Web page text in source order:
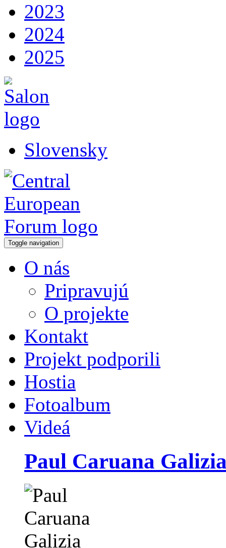
2023
2024
2025
Slovensky
Toggle navigation
O nás
Pripravujú
O projekte
Kontakt
Projekt podporili
Hostia
Fotoalbum
Videá
Paul Caruana